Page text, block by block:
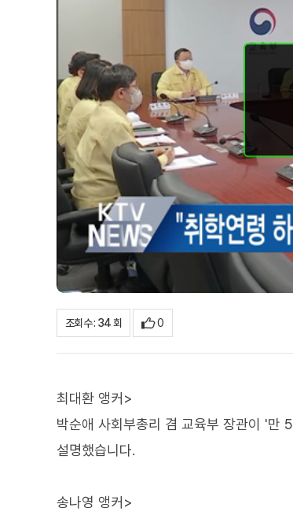
조회수 : 34 회 0
최대환 앵커>
박순애 사회부총리 겸 교육부 장관이 '만
설명했습니다.
송나영 앵커>